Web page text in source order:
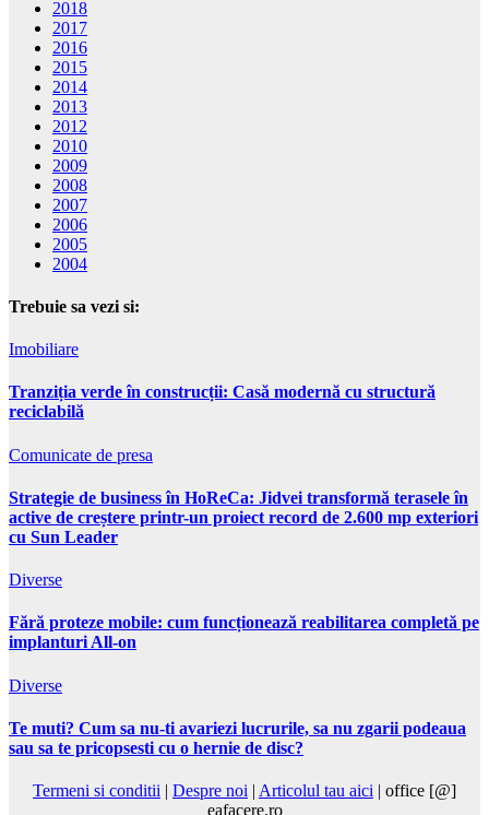
2018
2017
2016
2015
2014
2013
2012
2010
2009
2008
2007
2006
2005
2004
Trebuie sa vezi si:
Imobiliare
Tranziția verde în construcții: Casă modernă cu structură
reciclabilă
Comunicate de presa
Strategie de business în HoReCa: Jidvei transformă terasele în
active de creștere printr-un proiect record de 2.600 mp exteriori
cu Sun Leader
Diverse
Fără proteze mobile: cum funcționează reabilitarea completă pe
implanturi All-on
Diverse
Te muti? Cum sa nu-ti avariezi lucrurile, sa nu zgarii podeaua
sau sa te pricopsesti cu o hernie de disc?
Termeni si conditii | Despre noi | Articolul tau aici | office [@]
eafacere.ro